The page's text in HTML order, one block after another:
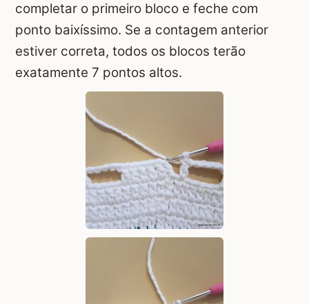
completar o primeiro bloco e feche com
ponto baixíssimo. Se a contagem anterior
estiver correta, todos os blocos terão
exatamente 7 pontos altos.